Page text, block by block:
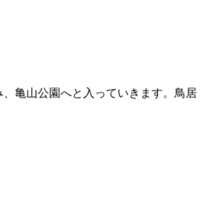
亀山公園へと入っていきます。鳥居